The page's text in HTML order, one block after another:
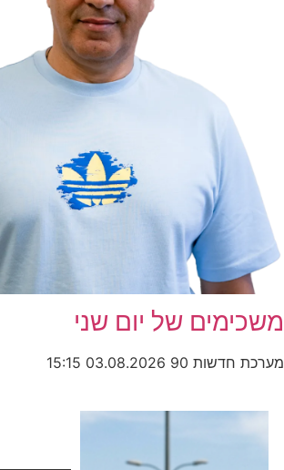
משכימים של יום שני
מערכת חדשות 90 03.08.2026
15:15